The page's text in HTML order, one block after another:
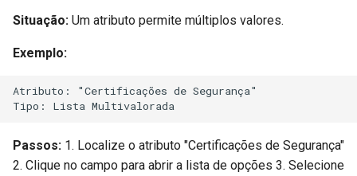
Situação: Um atributo permite múltiplos valores.
Exemplo:
Atributo: "Certificações de Segurança"
Passos: 1. Localize o atributo "Certificações de Segurança"
2. Clique no campo para abrir a lista de opções 3. Selecione